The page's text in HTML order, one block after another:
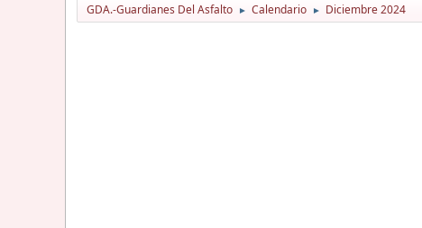
GDA.-Guardianes Del Asfalto ► Calendario ► Diciembre 2024